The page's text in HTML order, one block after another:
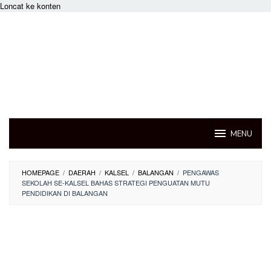
Loncat ke konten
MENU
HOMEPAGE / DAERAH / KALSEL / BALANGAN / PENGAWAS
SEKOLAH SE-KALSEL BAHAS STRATEGI PENGUATAN MUTU
PENDIDIKAN DI BALANGAN